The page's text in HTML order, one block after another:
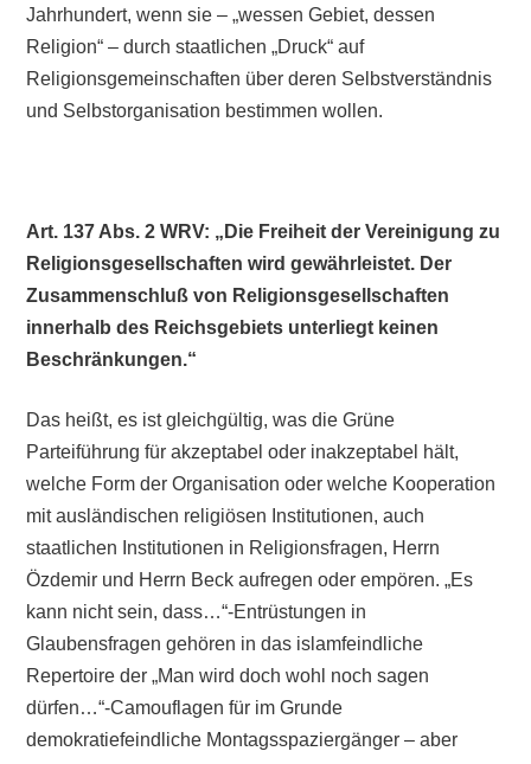
Jahrhundert, wenn sie – „wessen Gebiet, dessen
Religion“ – durch staatlichen „Druck“ auf
Religionsgemeinschaften über deren Selbstverständnis
und Selbstorganisation bestimmen wollen.
Art. 137 Abs. 2 WRV: „Die Freiheit der Vereinigung zu
Religionsgesellschaften wird gewährleistet. Der
Zusammenschluß von Religionsgesellschaften
innerhalb des Reichsgebiets unterliegt keinen
Beschränkungen.“
Das heißt, es ist gleichgültig, was die Grüne
Parteiführung für akzeptabel oder inakzeptabel hält,
welche Form der Organisation oder welche Kooperation
mit ausländischen religiösen Institutionen, auch
staatlichen Institutionen in Religionsfragen, Herrn
Özdemir und Herrn Beck aufregen oder empören. „Es
kann nicht sein, dass…“-Entrüstungen in
Glaubensfragen gehören in das islamfeindliche
Repertoire der „Man wird doch wohl noch sagen
dürfen…“-Camouflagen für im Grunde
demokratiefeindliche Montagsspaziergänger – aber